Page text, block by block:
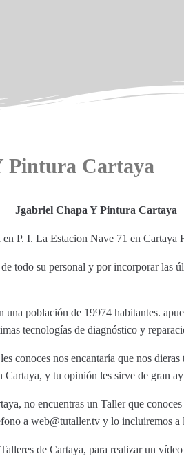
Pintura Cartaya
Jgabriel Chapa Y Pintura Cartaya
P. I. La Estacion Nave 71 en Cartaya
todo su personal y por incorporar las
población de 19974 habitantes.
tecnologías de diagnóstico y
conoces nos encantaría que nos
Cartaya, y tu opinión les sirve de gran
no encuentras un Taller que
a web@tutaller.tv y lo incluiremos a
de Cartaya, para realizar un